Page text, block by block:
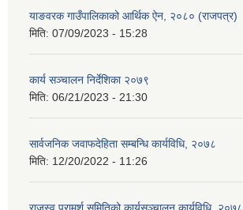
याङवरक गाउँपालिकाको आर्थिक ऐन, २०८० (राजपत्र)
मिति: 07/09/2023 - 15:28
कार्य सञ्चालन निर्देशिका २०७९
मिति: 06/21/2023 - 21:30
सार्वजनिक जवाफदेहिता सम्बन्धि कार्यविधि, २०७८
मिति: 12/20/2022 - 11:26